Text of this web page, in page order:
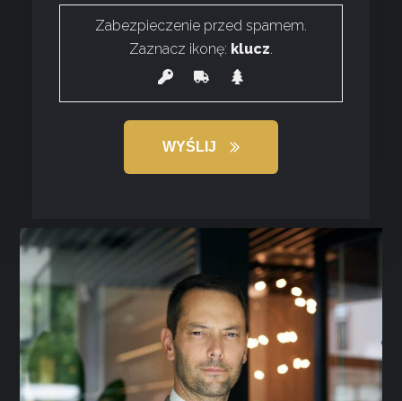
Zabezpieczenie przed spamem.
Zaznacz ikonę: klucz.
WYŚLIJ